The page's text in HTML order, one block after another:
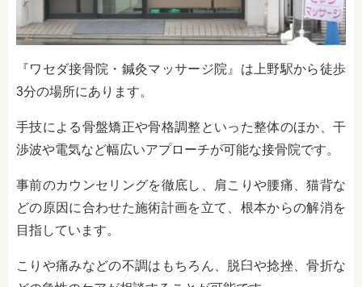
『ワセダ接骨院・鍼灸マッサージ院』は上野駅から徒歩
3分の場所にあります。
手技による骨盤矯正や骨格調整といった整体のほか、干
渉波や電気など幅広いアプローチが可能な接骨院です。
事前のカウンセリングを徹底し、肩こりや腰痛、猫背な
どの原因に合わせた施術計画を立て、根本からの解消を
目指しています。
こりや痛みなどの不調はもちろん、脱臼や捻挫、骨折な